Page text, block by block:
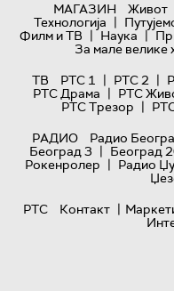
МАГАЗИН
Живот
Технологијa |
Филм и ТВ | Наука |
За мале велике
ТВ
РТС 1 | РТС 2 |
РТС Драма | РТС
РТС Трезор |
РАДИО
Радио
Београд 3 | Београд
Рокенролер | Радио
РТС
Контакт |